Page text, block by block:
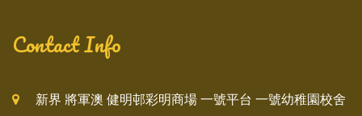
Contact Info
新界 將軍澳 健明邨彩明商場 一號平台 一號幼稚園校舍